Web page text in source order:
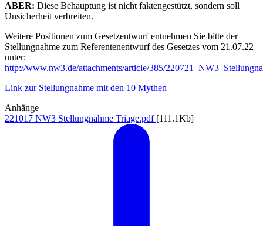
ABER: Diese Behauptung ist nicht faktengestützt, sondern soll
Unsicherheit verbreiten.
Weitere Positionen zum Gesetzentwurf entnehmen Sie bitte der
Stellungnahme zum Referentenentwurf des Gesetzes vom 21.07.22
unter:
http://www.nw3.de/attachments/article/385/
Link zur Stellungnahme mit den 10 Mythen
Anhänge
221017 NW3 Stellungnahme Triage.pdf [111.1Kb]